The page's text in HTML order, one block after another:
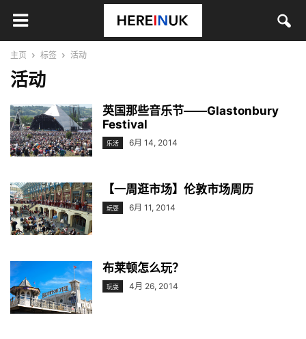
主页 标签 活动
活动
英国那些音乐节——Glastonbury
Festival
乐活 6月 14, 2014
【一周逛市场】伦敦市场周历
玩耍 6月 11, 2014
布莱顿怎么玩？
玩耍 4月 26, 2014